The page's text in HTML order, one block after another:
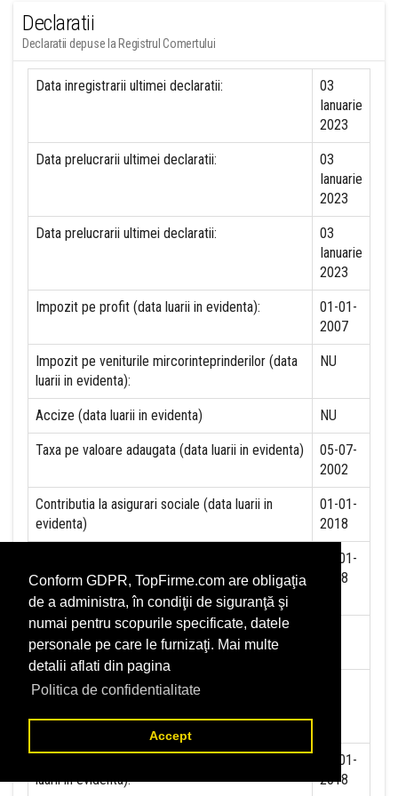
Conform GDPR, TopFirme.com are obligaţia
de a administra, în condiţii de siguranţă şi
numai pentru scopurile specificate, datele
personale pe care le furnizaţi. Mai multe
detalii aflati din pagina
Politica de confidentialitate
Accept
Declaratii
Declaratii depuse la Registrul Comertului
Data inregistrarii ultimei declaratii:
03
Ianuarie
2023
Data prelucrarii ultimei declaratii:
03
Ianuarie
2023
Data prelucrarii ultimei declaratii:
03
Ianuarie
2023
Impozit pe profit (data luarii in evidenta):
01-01-
2007
Impozit pe veniturile mircorinteprinderilor (data
luarii in evidenta):
NU
Accize (data luarii in evidenta) NU
Taxa pe valoare adaugata (data luarii in evidenta)
05-07-
2002
Contributia la asigurari sociale (data luarii in
evidenta)
01-01-
2018
munca si boli profesionale datorate de angajator
(data luarii in evidenta):
01-01-
2018
Contributia de asigurari pentru somaj (data luarii
in evidenta):
Contributia angajatorilor pentru Fondul de
luarii in evidenta):
luarii in evidenta):
01-01-
2018